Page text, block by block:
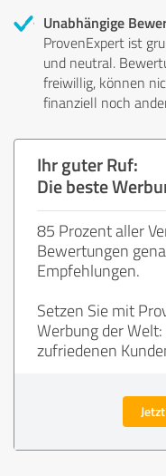
Unabhängige
ProvenExpert ist
und neutral.
freiwillig, können
finanziell noch
Ihr guter Ruf:
Die beste
85 Prozent aller
Bewertungen
Empfehlungen.
Setzen Sie mit
Werbung der
zufriedenen